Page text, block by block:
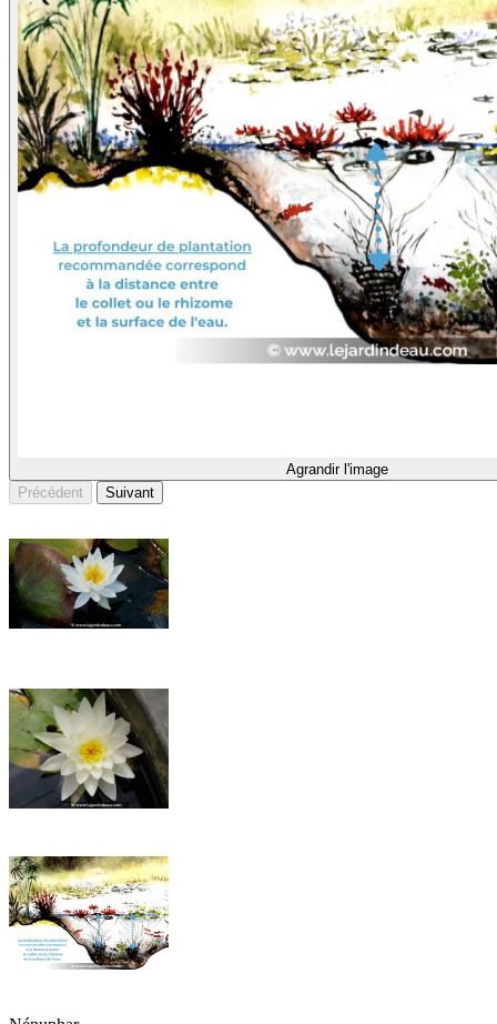
Agrandir l'image
Précédent
Suivant